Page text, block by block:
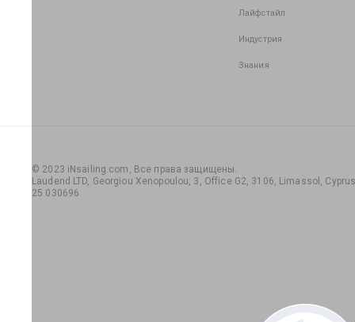
Лайфстайл
Индустрия
Знания
© 2023 iNsailing.com, Все права защищены.
Laudend LTD, Georgiou Xenopoulou, 3, Office G2, 3106, Limassol,
25 030696